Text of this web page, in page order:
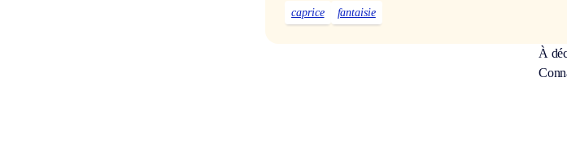
caprice fantaisie
À